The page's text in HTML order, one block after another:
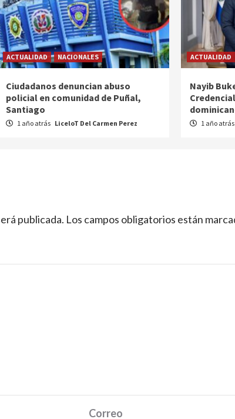
ACTUALIDAD NACIONALES
Ciudadanos denuncian abuso
policial en comunidad de Puñal,
Santiago
1 año atrás LiceloT Del Carmen Perez
ACTUALIDAD
Nayib
1 año atrás
publicada. Los campos obligatorios están
Correo